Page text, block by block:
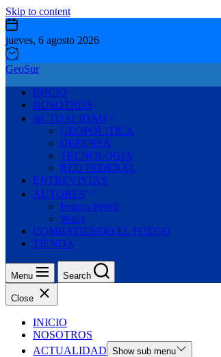
Skip to content
jueves, 6 agosto 2026
GeoSur
INICIO
NOSOTROS
ACTUALIDAD
GEOPOLITICA
DEFENSA
TECNOLOGÍA
RED FEDERAL
ENTREVISTAS
AUTORES
Franco Petrili
Wally
COMBATIENDO EL FUEGO
TIENDA
Menu Search
Close
INICIO
NOSOTROS
ACTUALIDAD Show sub menu